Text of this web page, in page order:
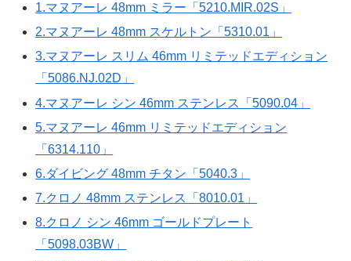
1.マヌアーレ 48mm ミラー「5210.MIR.02S」
2.マヌアーレ 48mm スケルトン「5310.01」
3.マヌアーレ スリム 46mm リミテッドエディション
「5086.NJ.02D」
4.マヌアーレ シン 46mm ステンレス「5090.04」
5.マヌアーレ 46mm リミテッドエディション
「6314.110」
6.ダイビング 48mm チタン「5040.3」
7.クロノ 48mm ステンレス「8010.01」
8.クロノ シン 46mm ゴールドプレート
「5098.03BW」